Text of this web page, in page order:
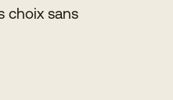
choix sans